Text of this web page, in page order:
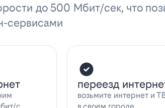
до 500 Мбит/сек, что
сервисами
переезд
возьмите интернет и